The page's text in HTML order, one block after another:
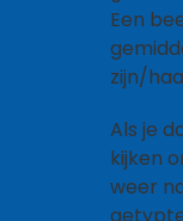
Een
zijn/
Als je
kijken
weer